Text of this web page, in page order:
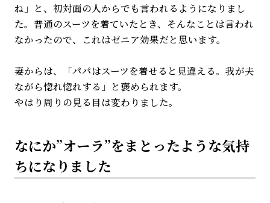
ね」と、初対面の人からでも言われるようになりまし
た。普通のスーツを着ていたとき、そんなことは言われ
なかったので、これはゼニア効果だと思います。
妻からは、「パパはスーツを着せると見違える。我が夫
ながら惚れ惚れする」と褒められます。
やはり周りの見る目は変わりました。
なにか”オーラ”をまとったような気持
ちになりました